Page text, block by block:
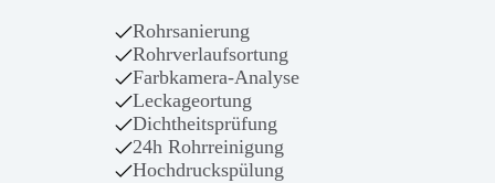
Rohrsanierung
Rohrverlaufsortung
Farbkamera-Analyse
Leckageortung
Dichtheitsprüfung
24h Rohrreinigung
Hochdruckspülung